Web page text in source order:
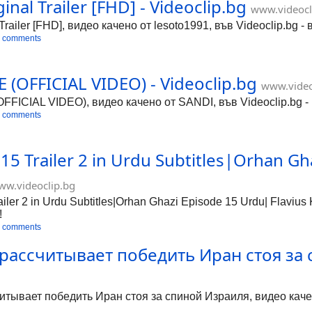
Trailer [FHD] - Videoclip.bg
[FHD], видео качено от lesoto1991, във Videoclip.bg -
comments
(OFFICIAL VIDEO) - Videoclip.bg
VIDEO), видео качено от SANDI, във Videoclip.bg -
comments
Trailer 2 in Urdu Subtitles|Orhan
2 in Urdu Subtitles|Orhan Ghazi Episode 15 Urdu|
comments
победить Иран стоя
победить Иран стоя за спиной Израиля, видео